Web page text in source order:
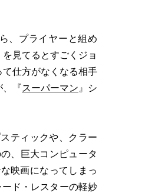
、プライヤーと組め
見てるとすごくジョ
仕方がなくなる相手
、『スーパーマン』シ
ティックや、クラー
、巨大コンピュータ
映画になってしまっ
ド・レスターの軽妙